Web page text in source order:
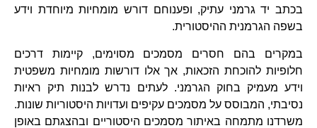
בכתב יד גרמני עתיק, ופענוחם דורש מומחיות מיוחדת וידע
בשפה הגרמנית ההיסטורית.
במקרים בהם חסרים מסמכים מסוימים, קיימות דרכים
חלופיות להוכחת הזכאות, אך אלו דורשות מומחיות משפטית
וידע מעמיק בחוק הגרמני. לעתים נדרש לבנות תיק ראיות
נסיבתי, המבוסס על מסמכים עקיפים ועדויות היסטוריות שונות.
משרדנו מתמחה באיתור מסמכים היסטוריים ובהצגתם באופן